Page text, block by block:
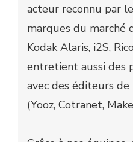
acteur reconnu par
marques du marché
Kodak Alaris, i2S,
entretient aussi des
avec des éditeurs
(Yooz, Cotranet,